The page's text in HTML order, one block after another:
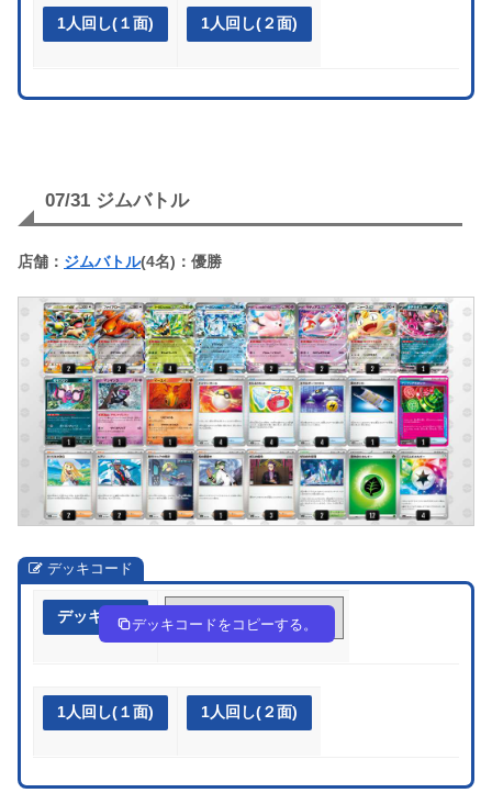
1人回し(１面) 1人回し(２面)
07/31 ジムバトル
店舗： ジムバトル(4名)：優勝
デッキコード
デッキ作成 vbvVkk-QMFTu7-VFdkdf
デッキコードをコピーする。
1人回し(１面) 1人回し(２面)